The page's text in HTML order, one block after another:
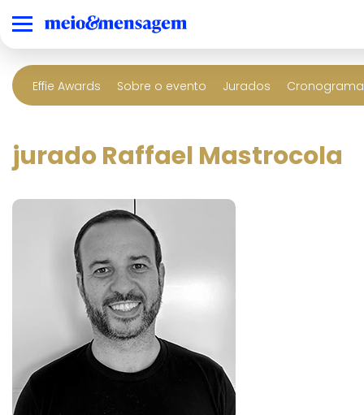
Effie Awards Sobre o evento Jurados
jurado Raffael Mastrocola